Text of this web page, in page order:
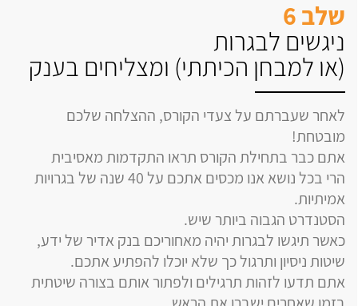
שלב 6
ניגשים לבגרות
(או למבחן הכיתתי) ומצליחים בענק
לאחר שעברתם על צעדי הקורס, ההצלחה שלכם
מובטחת!
אתם כבר בתחילת הקורס תראו התקדמות מאסיבית
הרי בכל נושא אנו מכסים אתכם על 40 שנה של בגרויות
אמיתיות.
הסטנדרט הגבוה ביותר שיש.
כאשר תיגשו לבגרות יהיה מאחוריכם בנק אדיר של ידע,
שיטות ניסיון ותרגול כך שלא יוכלו להפתיע אתכם.
אתם תדעו לזהות תרגילים ולפתור אותם בצורה שיטתית